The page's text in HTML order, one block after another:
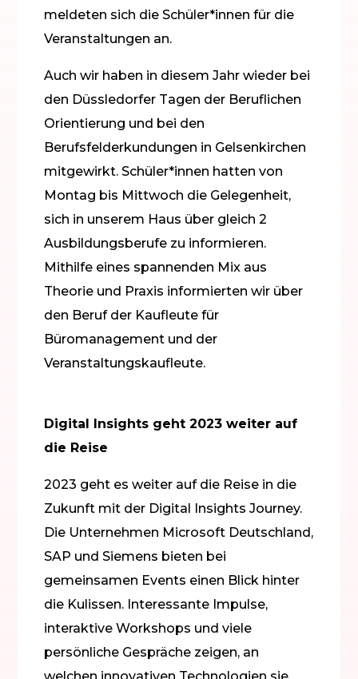
meldeten sich die Schüler*innen für die
Veranstaltungen an.
Auch wir haben in diesem Jahr wieder bei
den Düssledorfer Tagen der Beruflichen
Orientierung und bei den
Berufsfelderkundungen in Gelsenkirchen
mitgewirkt. Schüler*innen hatten von
Montag bis Mittwoch die Gelegenheit,
sich in unserem Haus über gleich 2
Ausbildungsberufe zu informieren.
Mithilfe eines spannenden Mix aus
Theorie und Praxis informierten wir über
den Beruf der Kaufleute für
Büromanagement und der
Veranstaltungskaufleute.
Digital Insights geht 2023 weiter auf
die Reise
2023 geht es weiter auf die Reise in die
Zukunft mit der Digital Insights Journey.
Die Unternehmen Microsoft Deutschland,
SAP und Siemens bieten bei
gemeinsamen Events einen Blick hinter
die Kulissen. Interessante Impulse,
interaktive Workshops und viele
persönliche Gespräche zeigen, an